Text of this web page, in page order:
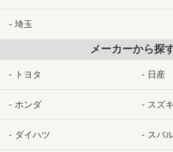
埼玉
メーカーから探
トヨタ 日産
ホンダ スズキ
ダイハツ スバ